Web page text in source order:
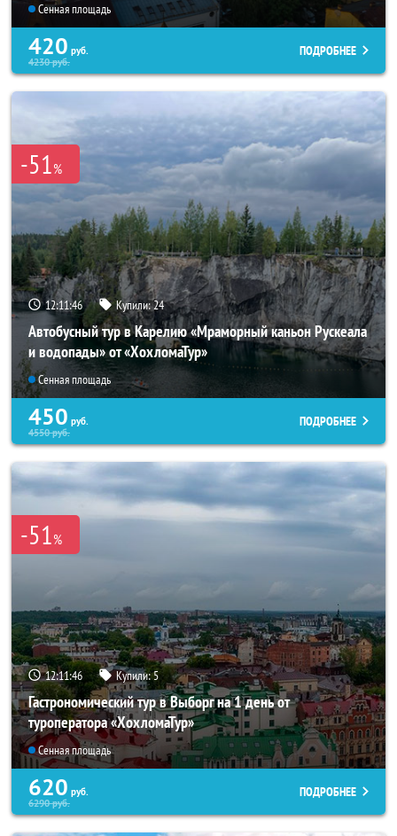
Сенная площадь
420 руб.
4230руб.
ПОДРОБНЕЕ
-51%
12:11:44 Купили:24
Автобусный тур в Карелию «Мраморный каньон Рускеала
и водопады» от «ХохломаТур»
Сенная площадь
450 руб.
4550руб.
ПОДРОБНЕЕ
-51%
12:11:44 Купили:5
Гастрономический тур в Выборг на 1 день от
туроператора «ХохломаТур»
Сенная площадь
620 руб.
6290руб.
ПОДРОБНЕЕ